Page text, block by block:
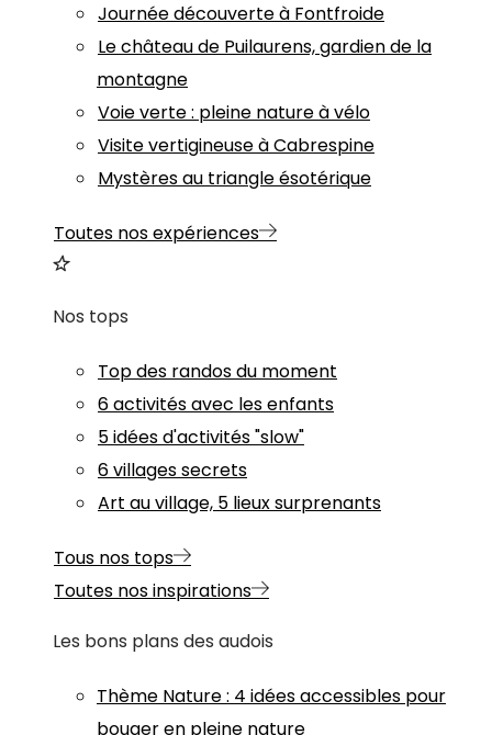
Journée découverte à Fontfroide
Le château de Puilaurens, gardien de la
montagne
Voie verte : pleine nature à vélo
Visite vertigineuse à Cabrespine
Mystères au triangle ésotérique
Toutes nos expériences
Nos tops
Top des randos du moment
6 activités avec les enfants
5 idées d'activités "slow"
6 villages secrets
Art au village, 5 lieux surprenants
Tous nos tops
Toutes nos inspirations
Les bons plans des audois
Thème Nature: 4 idées accessibles pour
bouger en pleine nature